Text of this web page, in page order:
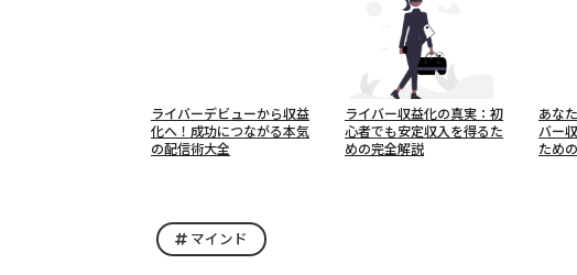
ライバーデビューから収益
化へ！成功につながる本気
の配信術大全
ライバー収益化の真実：初
心者でも安定収入を得るた
めの完全解説
あな
バー
ため
マインド